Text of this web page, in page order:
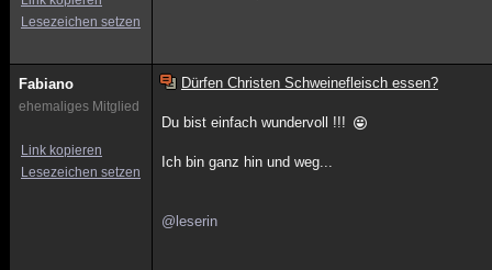
Lesezeichen setzen
Fabiano
ehemaliges Mitglied
Link kopieren
Lesezeichen setzen
Dürfen Christen Schweinefleisch essen?
Du bist einfach wundervoll !!!
Ich bin ganz hin und weg...
@leserin